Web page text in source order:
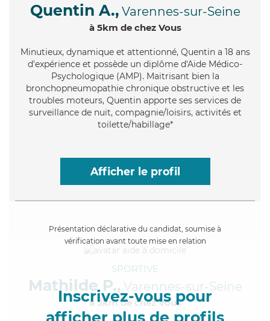
Quentin A., Varennes-sur-Seine
à 5km de chez Vous
Minutieux, dynamique et attentionné, Quentin a 18 ans
d'expérience et possède un diplôme d'Aide Médico-
Psychologique (AMP). Maitrisant bien la
bronchopneumopathie chronique obstructive et les
troubles moteurs, Quentin apporte ses services de
surveillance de nuit, compagnie/loisirs, activités et
toilette/habillage*
Afficher le profil
Présentation déclarative du candidat, soumise à
vérification avant toute mise en relation
Inscrivez-vous pour
afficher plus de profils
SPORTIVE
Mathilde P., Varennes-sur-Seine
à 5km de chez Vous